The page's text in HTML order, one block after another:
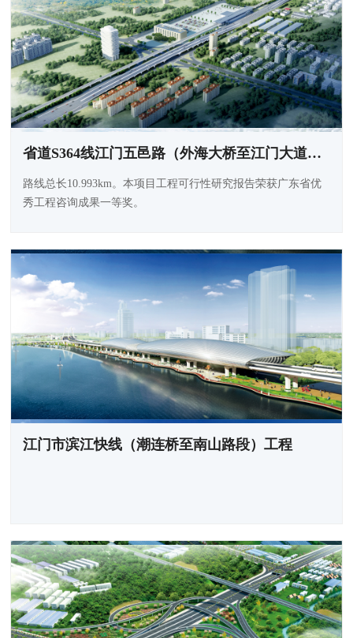
省道S364线江门五邑路（外海大桥至江门大道段）扩建工程
路线总长10.993km。本项目工程可行性研究报告荣获广东省优
秀工程咨询成果一等奖。
江门市滨江快线（潮连桥至南山路段）工程